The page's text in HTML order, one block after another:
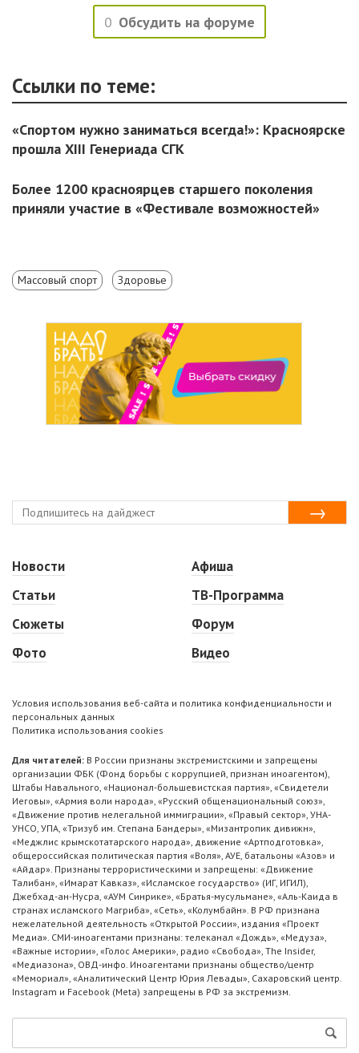
0 Обсудить на форуме
Ссылки по теме:
«Спортом нужно заниматься всегда!»: Красноярске
прошла XIII Генериада СГК
Более 1200 красноярцев старшего поколения
приняли участие в «Фестивале возможностей»
Массовый спорт Здоровье
Новости
Статьи
Сюжеты
Фото
Афиша
ТВ-Программа
Форум
Видео
Условия использования веб-сайта и политика конфиденциальности и
персональных данных
Политика использования cookies
Для читателей: В России признаны экстремистскими и запрещены
организации ФБК (Фонд борьбы с коррупцией, признан иноагентом),
Штабы Навального, «Национал-большевистская партия», «Свидетели
Иеговы», «Армия воли народа», «Русский общенациональный союз»,
«Движение против нелегальной иммиграции», «Правый сектор», УНА-
УНСО, УПА, «Тризуб им. Степана Бандеры», «Мизантропик дивижн»,
«Меджлис крымскотатарского народа», движение «Артподготовка»,
общероссийская политическая партия «Воля», АУЕ, батальоны «Азов» и
«Айдар». Признаны террористическими и запрещены: «Движение
Талибан», «Имарат Кавказ», «Исламское государство» (ИГ, ИГИЛ),
Джебхад-ан-Нусра, «АУМ Синрике», «Братья-мусульмане», «Аль-Каида в
странах исламского Магриба», «Сеть», «Колумбайн». В РФ признана
нежелательной деятельность «Открытой России», издания «Проект
Медиа». СМИ-иноагентами признаны: телеканал «Дождь», «Медуза»,
«Важные истории», «Голос Америки», радио «Свобода», The Insider,
«Медиазона», ОВД-инфо. Иноагентами признаны общество/центр
«Мемориал», «Аналитический Центр Юрия Левады», Сахаровский центр.
Instagram и Facebook (Metа) запрещены в РФ за экстремизм.